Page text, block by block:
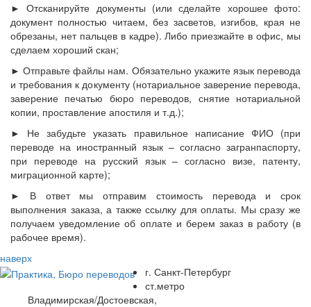
► Отсканируйте документы (или сделайте хорошее фото:
документ полностью читаем, без засветов, изгибов, края не
обрезаны, нет пальцев в кадре). Либо приезжайте в офис, мы
сделаем хороший скан;
► Отправьте файлы нам. Обязательно укажите язык перевода
и требования к документу (нотариальное заверение перевода,
заверение печатью бюро переводов, снятие нотариальной
копии, проставление апостиля и т.д.);
► Не забудьте указать правильное написание ФИО (при
переводе на иностранный язык – согласно загранпаспорту,
при переводе на русский язык – согласно визе, патенту,
миграционной карте);
► В ответ мы отправим стоимость перевода и срок
выполнения заказа, а также ссылку для оплаты. Мы сразу же
получаем уведомление об оплате и берем заказ в работу (в
рабочее время).
наверх
г. Санкт-Петербург
ст.метро
Владимирская/Достоевская,